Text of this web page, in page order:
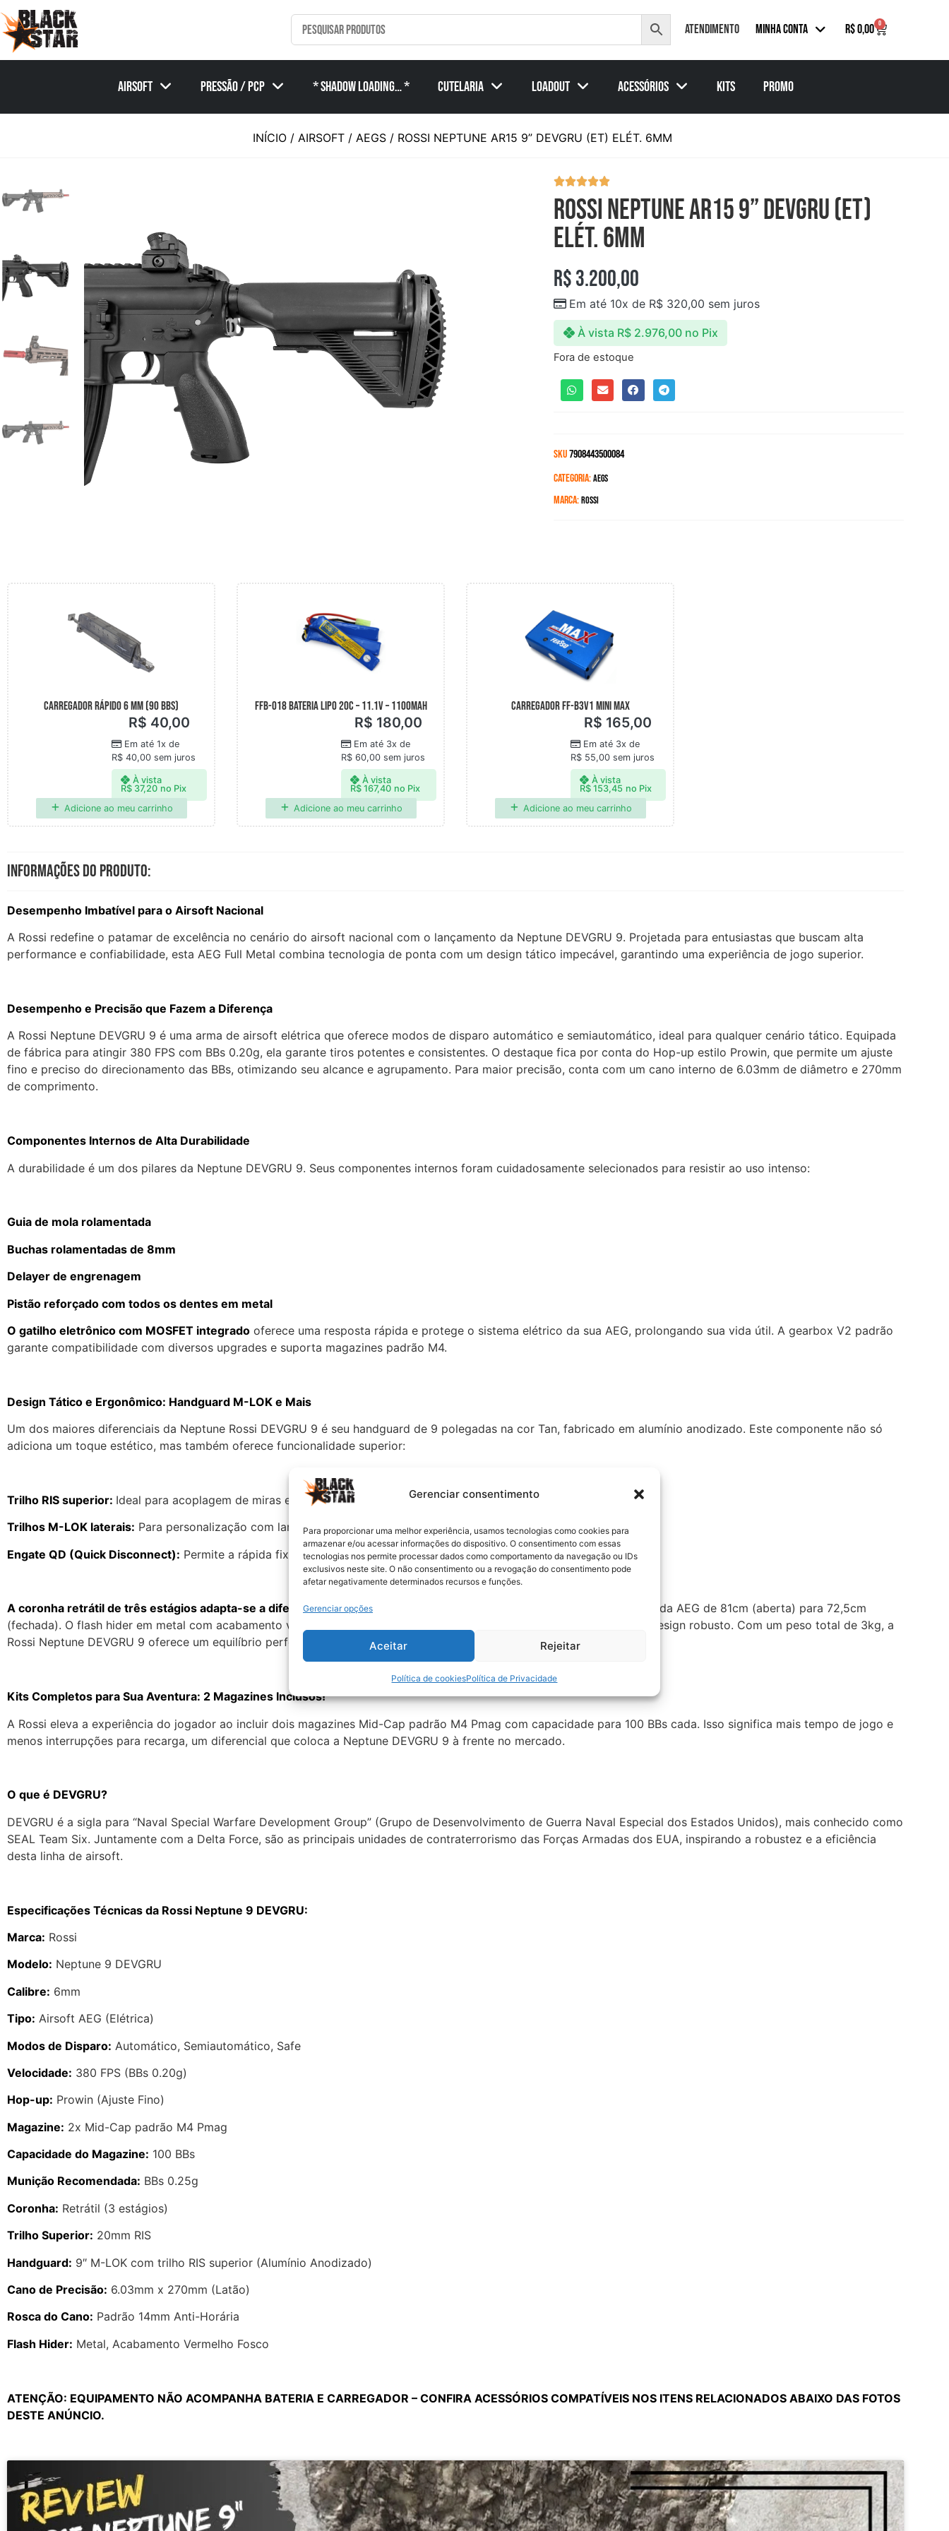
Gerenciar consentimento
Para proporcionar uma melhor experiência, usamos tecnologias como cookies para
armazenar e/ou acessar informações do dispositivo. O consentimento com essas
tecnologias nos permite processar dados como comportamento da navegação ou IDs
exclusivos neste site. O não consentimento ou a revogação do consentimento pode
afetar negativamente determinados recursos e funções.
Gerenciar opções
Aceitar Rejeitar
Política de cookiesPolítica de Privacidade
Atendimento Minha Conta R$0,00 0
Airsoft Pressão / PCP * SHADOW Loading… * Cutelaria Loadout Acessórios KITs PROMO
INÍCIO / AIRSOFT / AEGS / ROSSI NEPTUNE AR15 9” DEVGRU (ET) ELÉT. 6MM
ROSSI NEPTUNE AR15 9” DEVGRU (ET)
ELÉT. 6MM
R$3.200,00
Em até 10x de R$ 320,00 sem juros
À vista R$2.976,00 no Pix
Fora de estoque
SKU7908443500084
Categoria:Aegs
Marca:Rossi
CARREGADOR RÁPIDO 6 MM (90 BBS)
R$ 40,00
Em até 1x de
R$40,00sem juros
À vista
R$ 37,20 no Pix
Adicione ao meu carrinho
FFB-018 BATERIA LIPO 20C – 11.1V – 1100MAH
R$ 180,00
Em até 3x de
R$60,00sem juros
À vista
R$ 167,40 no Pix
Adicione ao meu carrinho
CARREGADOR FF-B3V1 MINI MAX
R$ 165,00
Em até 3x de
R$55,00sem juros
À vista
R$ 153,45 no Pix
Adicione ao meu carrinho
Informações do produto:
Desempenho Imbatível para o Airsoft Nacional
A Rossi redefine o patamar de excelência no cenário do airsoft nacional com o lançamento da Neptune DEVGRU 9. Projetada para entusiastas que buscam alta
performance e confiabilidade, esta AEG Full Metal combina tecnologia de ponta com um design tático impecável, garantindo uma experiência de jogo superior.
Desempenho e Precisão que Fazem a Diferença
A Rossi Neptune DEVGRU 9 é uma arma de airsoft elétrica que oferece modos de disparo automático e semiautomático, ideal para qualquer cenário tático. Equipada
de fábrica para atingir 380 FPS com BBs 0.20g, ela garante tiros potentes e consistentes. O destaque fica por conta do Hop-up estilo Prowin, que permite um ajuste
fino e preciso do direcionamento das BBs, otimizando seu alcance e agrupamento. Para maior precisão, conta com um cano interno de 6.03mm de diâmetro e 270mm
de comprimento.
Componentes Internos de Alta Durabilidade
A durabilidade é um dos pilares da Neptune DEVGRU 9. Seus componentes internos foram cuidadosamente selecionados para resistir ao uso intenso:
Guia de mola rolamentada
Buchas rolamentadas de 8mm
Delayer de engrenagem
Pistão reforçado com todos os dentes em metal
O gatilho eletrônico com MOSFET integrado oferece uma resposta rápida e protege o sistema elétrico da sua AEG, prolongando sua vida útil. A gearbox V2 padrão
garante compatibilidade com diversos upgrades e suporta magazines padrão M4.
Design Tático e Ergonômico: Handguard M-LOK e Mais
Um dos maiores diferenciais da Neptune Rossi DEVGRU 9 é seu handguard de 9 polegadas na cor Tan, fabricado em alumínio anodizado. Este componente não só
adiciona um toque estético, mas também oferece funcionalidade superior:
Trilho RIS superior: Ideal para acoplagem de miras e acessórios.
Trilhos M-LOK laterais: Para personalização com lanternas, grips e outros acessórios.
Engate QD (Quick Disconnect): Permite a rápida fixação de bandoleiras.
A coronha retrátil de três estágios adapta-se a diferentes biotipos e situações de jogo
, ajustando o comprimento total da AEG de 81cm (aberta) para 72,5cm
(fechada). O flash hider em metal com acabamento vermelho fosco e o zarelho ambidestro em metal complementam o design robusto. Com um peso total de 3kg, a
Rossi Neptune DEVGRU 9 oferece um equilíbrio perfeito entre realismo e manobrabilidade.
Kits Completos para Sua Aventura: 2 Magazines Inclusos!
A Rossi eleva a experiência do jogador ao incluir dois magazines Mid-Cap padrão M4 Pmag com capacidade para 100 BBs cada. Isso significa mais tempo de jogo e
menos interrupções para recarga, um diferencial que coloca a Neptune DEVGRU 9 à frente no mercado.
O que é DEVGRU?
DEVGRU é a sigla para “Naval Special Warfare Development Group” (Grupo de Desenvolvimento de Guerra Naval Especial dos Estados Unidos), mais conhecido como
SEAL Team Six. Juntamente com a Delta Force, são as principais unidades de contraterrorismo das Forças Armadas dos EUA, inspirando a robustez e a eficiência
desta linha de airsoft.
Especificações Técnicas da Rossi Neptune 9 DEVGRU:
Marca: Rossi
Modelo: Neptune 9 DEVGRU
Calibre: 6mm
Tipo: Airsoft AEG (Elétrica)
Modos de Disparo: Automático, Semiautomático, Safe
Velocidade: 380 FPS (BBs 0.20g)
Hop-up: Prowin (Ajuste Fino)
Magazine: 2x Mid-Cap padrão M4 Pmag
Capacidade do Magazine: 100 BBs
Munição Recomendada: BBs 0.25g
Coronha: Retrátil (3 estágios)
Trilho Superior: 20mm RIS
Handguard: 9″ M-LOK com trilho RIS superior (Alumínio Anodizado)
Cano de Precisão: 6.03mm x 270mm (Latão)
Rosca do Cano: Padrão 14mm Anti-Horária
Flash Hider: Metal, Acabamento Vermelho Fosco
ATENÇÃO: EQUIPAMENTO NÃO ACOMPANHA BATERIA E CARREGADOR – CONFIRA ACESSÓRIOS COMPATÍVEIS NOS ITENS RELACIONADOS ABAIXO DAS FOTOS
DESTE ANÚNCIO.